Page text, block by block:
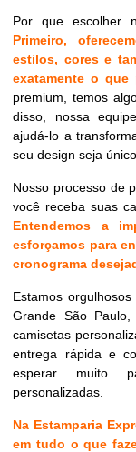
Por que escolher
Primeiro,
estilos, cores e
exatamente o que
premium, temos
disso, nossa
ajudá-lo a
seu design seja
Nosso processo de
você receba suas
Entendemos a
esforçamos para
cronograma
Estamos
Grande São
camisetas
entrega rápida e
esperar muito
personalizadas.
Na Estamparia
em tudo o que